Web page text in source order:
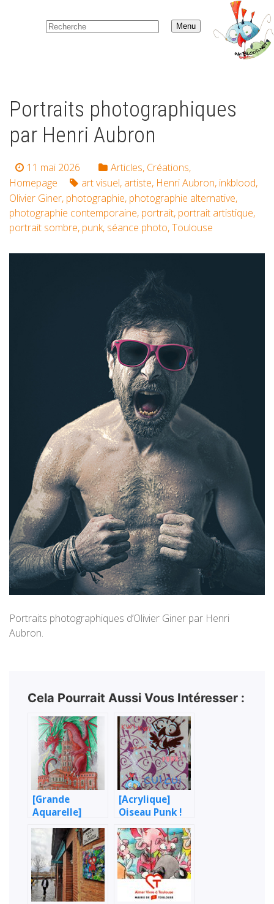
Menu
Portraits photographiques
par Henri Aubron
11 mai 2026 Articles, Créations,
Homepage
art visuel, artiste, Henri Aubron, inkblood,
Olivier Giner, photographie, photographie alternative,
photographie contemporaine, portrait, portrait artistique,
portrait sombre, punk, séance photo,Toulouse
Portraits photographiques d’Olivier Giner par Henri
Aubron.
Cela Pourrait Aussi Vous Intéresser :
[Grande
Aquarelle]
Destruction de
la basilique St-
Sernin à
Toulouse par le
grand dragon
rouge
[Acrylique]
Oiseau Punk !